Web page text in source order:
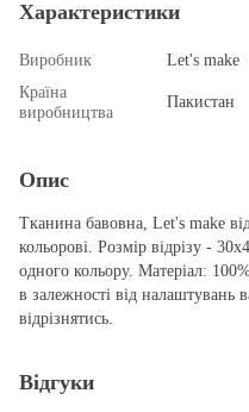
Характеристики
Виробник
Let's make
Країна
виробництва
Пакистан
Опис
Тканина бавовна, Let's make
кольорові. Розмір відрізу -
одного кольору. Матеріал:
в залежності від налаштувань
відрізнятись.
Відгуки